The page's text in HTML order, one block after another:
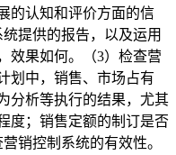
的认知和评价方面的信
提供的报告，以及运用
效果如何。（3）检查营
划中，销售、市场占有
分析等执行的结果，尤其
度；销售定额的制订是否
销控制系统的有效性。